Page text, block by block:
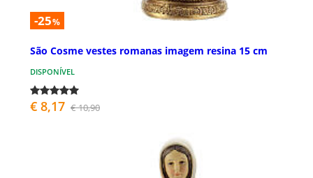
-25%
São Cosme vestes romanas imagem resina 15 cm
DISPONÍVEL
€ 8,17 € 10,90